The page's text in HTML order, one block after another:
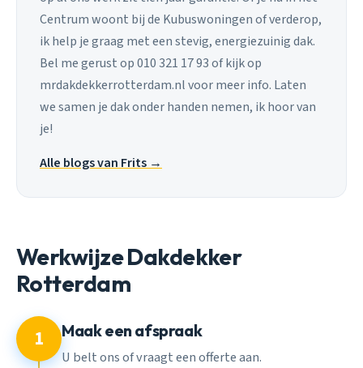
Centrum woont bij de Kubuswoningen of verderop,
ik help je graag met een stevig, energiezuinig dak.
Bel me gerust op 010 321 17 93 of kijk op
mrdakdekkerrotterdam.nl voor meer info. Laten
we samen je dak onder handen nemen, ik hoor van
je!
Alle blogs van Frits →
Werkwijze Dakdekker
Rotterdam
1 Maak een afspraak
U belt ons of vraagt een offerte aan.